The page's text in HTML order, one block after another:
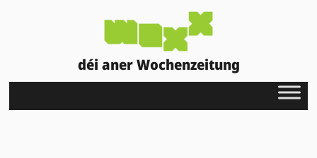
déi aner Wochenzeitung